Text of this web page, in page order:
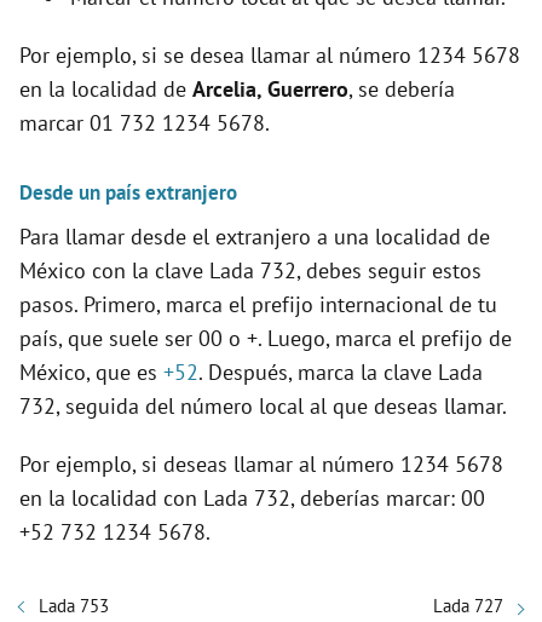
Por ejemplo, si se desea llamar al número 1234 5678
en la localidad de Arcelia, Guerrero, se debería
marcar 01 732 1234 5678.
Desde un país extranjero
Para llamar desde el extranjero a una localidad de
México con la clave Lada 732, debes seguir estos
pasos. Primero, marca el prefijo internacional de tu
país, que suele ser 00 o +. Luego, marca el prefijo de
México, que es +52. Después, marca la clave Lada
732, seguida del número local al que deseas llamar.
Por ejemplo, si deseas llamar al número 1234 5678
en la localidad con Lada 732, deberías marcar: 00
+52 732 1234 5678.
Lada 753 Lada 727